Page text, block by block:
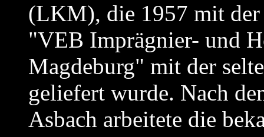
(LKM), die 1957 mit der
"VEB Imprägnier- und
Magdeburg" mit der
geliefert wurde. Nach
Asbach arbeitete die